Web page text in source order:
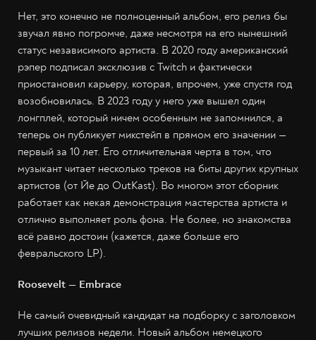
Нет, это конечно не полноценный альбом, его релиз бы
звучал явно погромче, даже несмотря на его нынешний
статус независимого артиста. В 2020 году американский
рэпер подписал эксклюзив с Twitch и фактически
приостановил карьеру, которая, впрочем, уже спустя год
возобновилась. В 2023 году у него уже вышел один
лонгплей, который ничем особенным не запомнился, а
теперь он публикует микстейп в прямом его значении —
первый за 10 лет. Его отличительная черта в том, что
музыкант читает несколько треков на биты других крупных
артистов (от Йе до OutKast). Во многом этот сборник
работает как некая демонстрация мастерства артиста и
отлично выполняет роль фона. Не более, но знакомства
всё равно достоин (кажется, даже больше его
февральского LP).
Roosevelt — Embrace
Не самый очевидный кандидат на подборку с заголовком
лучших релизов недели. Новый альбом немецкого